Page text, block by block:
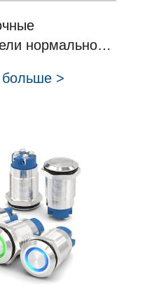
нормально
управления
больше >